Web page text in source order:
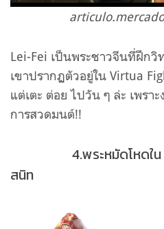
Lei-Fei เป็นพระชาวจีนที่ฝึก
เขาปรากฏตัวอยู่ใน Virtua
แต่เตะ ต่อย ไปวัน ๆ ล่ะ เพราะ
การสวดมนต์!!
4.พระหมัดโหดใน
สนิท